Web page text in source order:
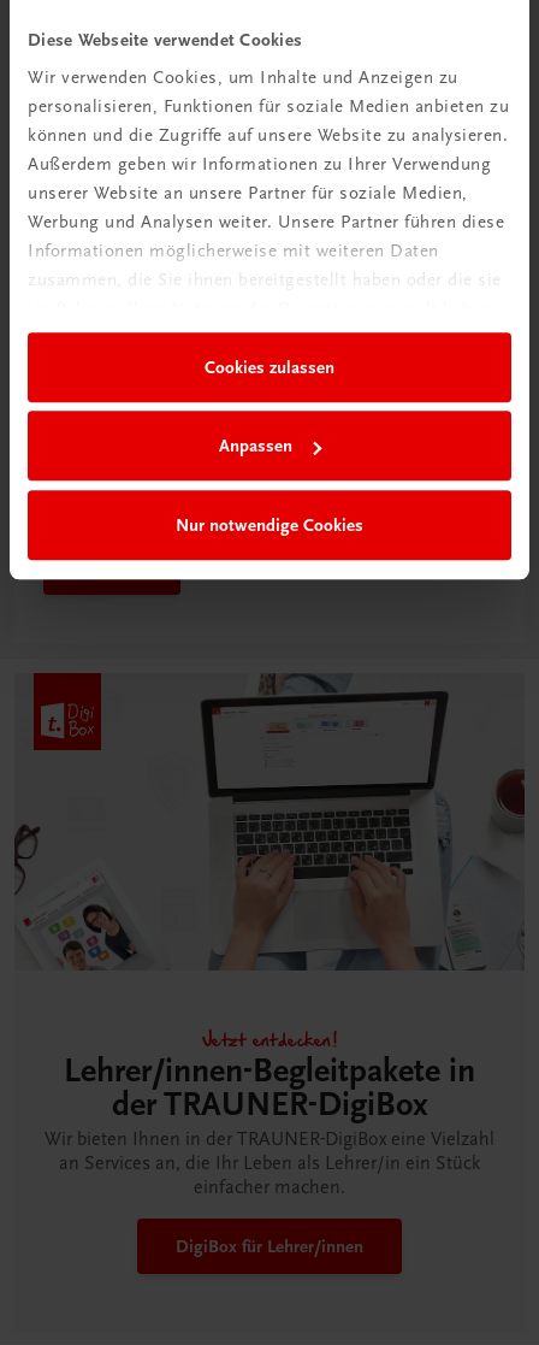
Diese Webseite verwendet Cookies
Wir verwenden Cookies, um Inhalte und Anzeigen zu
personalisieren, Funktionen für soziale Medien anbieten zu
können und die Zugriffe auf unsere Website zu analysieren.
Außerdem geben wir Informationen zu Ihrer Verwendung
unserer Website an unsere Partner für soziale Medien,
Werbung und Analysen weiter. Unsere Partner führen diese
Informationen möglicherweise mit weiteren Daten
zusammen, die Sie ihnen bereitgestellt haben oder die sie
Cookies zulassen
Anpassen
Nur notwendige Cookies
Tipps & Tricks
Mehr dazu
Das „Digitale
Klassenzimmer“
Jetzt entdecken!
Lehrer/innen-Begleitpakete in
der TRAUNER-DigiBox
Wir bieten Ihnen in der TRAUNER-DigiBox eine Vielzahl
an Services an, die Ihr Leben als Lehrer/in ein Stück
einfacher machen.
DigiBox für Lehrer/innen